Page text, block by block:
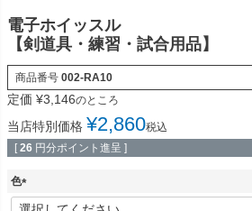
電子ホイッスル
【剣道具・練習・試合用品】
商品番号 002-RA10
定価 ¥3,146のところ
当店特別価格 ¥2,860税込
[ 26 円分ポイント進呈 ]
色
(